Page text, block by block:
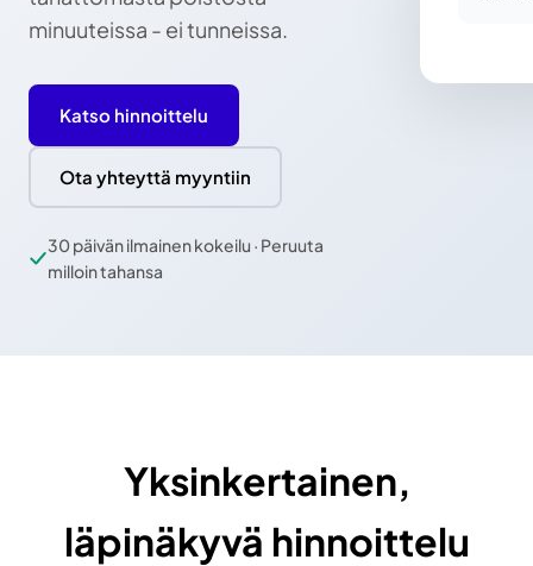
minuuteissa - ei tunneissa.
Katso hinnoittelu
Ota yhteyttä myyntiin
30 päivän ilmainen kokeilu · Peruuta
milloin tahansa
Yksinkertainen,
läpinäkyvä hinnoittelu